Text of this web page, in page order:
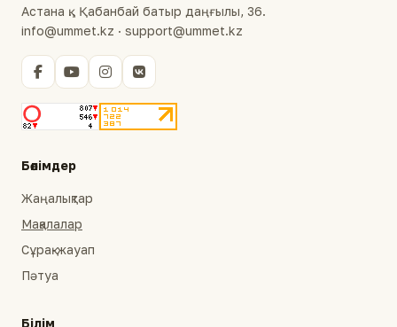
Астана қ., Қабанбай батыр даңғылы, 36.
info@ummet.kz · support@ummet.kz
Бөлімдер
Жаңалықтар
Мақалалар
Сұрақ-жауап
Пәтуа
Білім